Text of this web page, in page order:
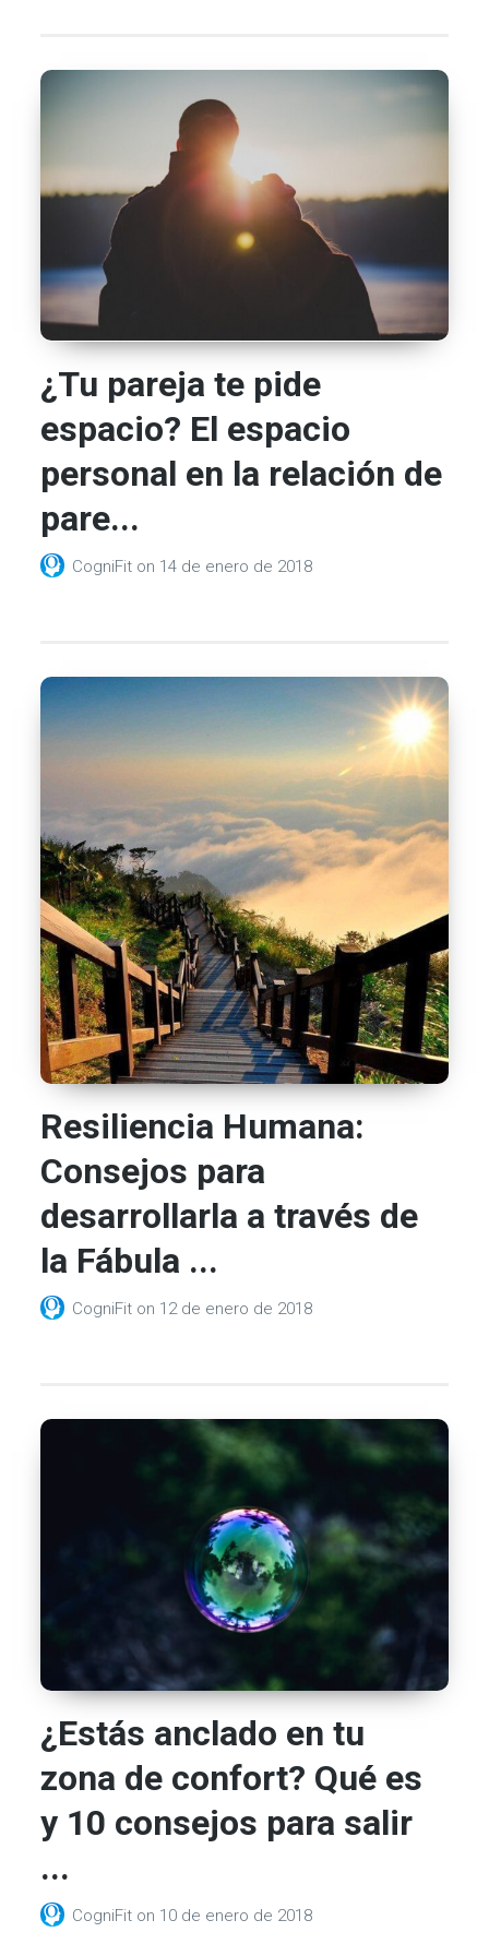
¿Tu pareja te pide
espacio? El espacio
personal en la relación de
pare...
CogniFit on 14 de enero de 2018
Resiliencia Humana:
Consejos para
desarrollarla a través de
la Fábula ...
CogniFit on 12 de enero de 2018
¿Estás anclado en tu
zona de confort? Qué es
y 10 consejos para salir
...
CogniFit on 10 de enero de 2018